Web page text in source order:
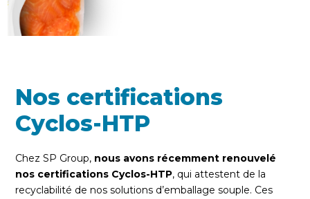
Nos certifications
Cyclos-HTP
Chez SP Group, nous avons récemment renouvelé
nos certifications Cyclos-HTP, qui attestent de la
recyclabilité de nos solutions d’emballage souple. Ces